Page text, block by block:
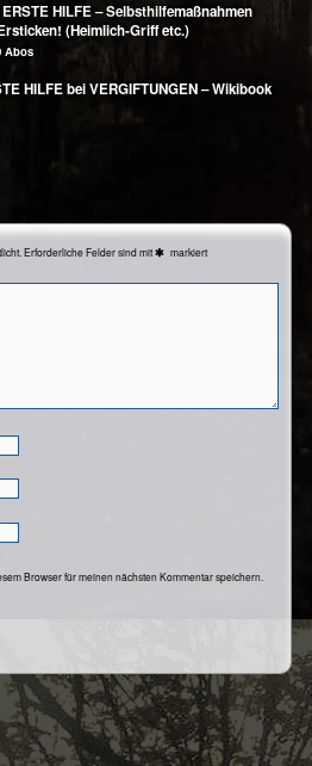
ERSTE HILFE – Selbsthilfemaßnahmen
(Heimlich‑Griff etc.)
Abos
HILFE bei VERGIFTUNGEN – Wikibook
Erforderliche Felder sind mit
markiert
Browser für meinen nächsten Kommentar speichern.